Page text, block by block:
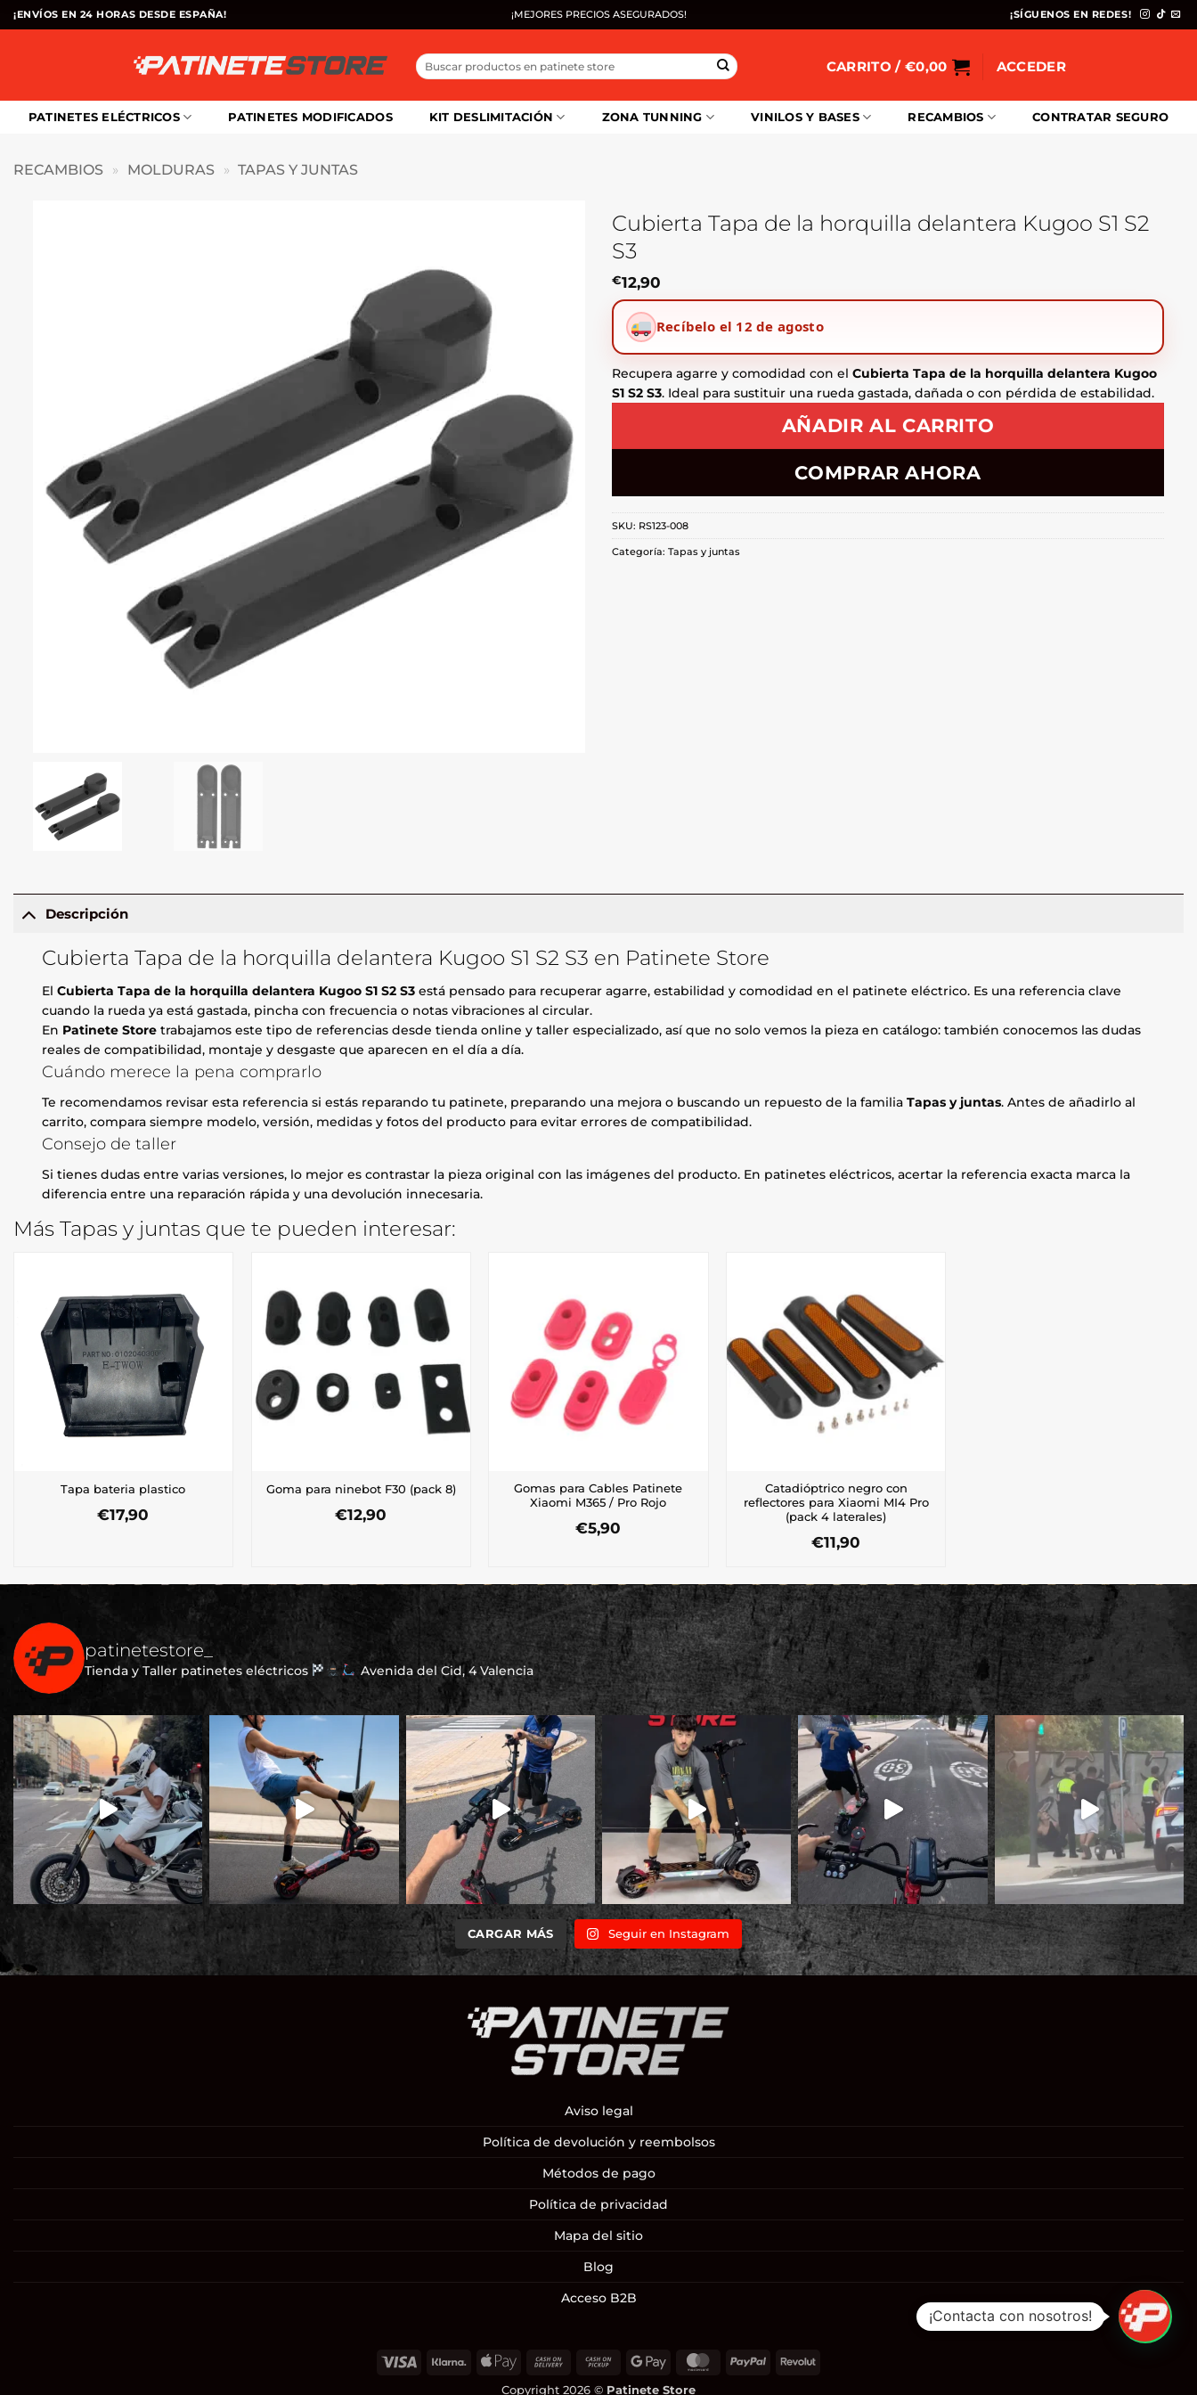
Saltar
al
¡ENVÍOS EN 24 HORAS DESDE ESPAÑA! ¡MEJORES PRECIOS ASEGURADOS! ¡SÍGUENOS EN REDES!
Buscar
por:
CARRITO / €0,00 ACCEDER
PATINETES ELÉCTRICOS PATINETES MODIFICADOS KIT DESLIMITACIÓN ZONA TUNNING VINILOS Y BASES RECAMBIOS CONTRATAR SEGURO
RECAMBIOS » MOLDURAS » TAPAS Y JUNTAS
Cubierta Tapa de la horquilla delantera Kugoo S1 S2
S3
€12,90
Recíbelo el 12 de agosto
Recupera agarre y comodidad con el Cubierta Tapa de la horquilla delantera Kugoo
S1 S2 S3. Ideal para sustituir una rueda gastada, dañada o con pérdida de estabilidad.
AÑADIR AL CARRITO
COMPRAR AHORA
SKU: RS123-008
Categoría: Tapas y juntas
Descripción
Cubierta Tapa de la horquilla delantera Kugoo S1 S2 S3 en Patinete Store
ElCubierta Tapa de la horquilla delantera Kugoo S1 S2 S3 está pensado para recuperar agarre, estabilidad y comodidad en el patinete eléctrico. Es una referencia clave
cuando la rueda ya está gastada, pincha con frecuencia o notas vibraciones al circular.
En Patinete Store trabajamos este tipo de referencias desde tienda online y taller especializado, así que no solo vemos la pieza en catálogo: también conocemos las dudas
reales de compatibilidad, montaje y desgaste que aparecen en el día a día.
Cuándo merece la pena comprarlo
Te recomendamos revisar esta referencia si estás reparando tu patinete, preparando una mejora o buscando un repuesto de la familiaTapas y juntas. Antes de añadirlo al
carrito, compara siempre modelo, versión, medidas y fotos del producto para evitar errores de compatibilidad.
Consejo de taller
Si tienes dudas entre varias versiones, lo mejor es contrastar la pieza original con las imágenes del producto. En patinetes eléctricos, acertar la referencia exacta marca la
diferencia entre una reparación rápida y una devolución innecesaria.
Más Tapas y juntas que te pueden interesar:
Tapa bateria plastico
€17,90
Goma para ninebot F30 (pack 8)
€12,90
Gomas para Cables Patinete
Xiaomi M365 / Pro Rojo
€5,90
Catadióptrico negro con
reflectores para Xiaomi MI4 Pro
(pack 4 laterales)
€11,90
patinetestore_
Tienda y Taller patinetes eléctricos Avenida del Cid, 4 Valencia
CARGAR MÁS Seguir en Instagram
Aviso legal
Política de devolución y reembolsos
Métodos de pago
Política de privacidad
Mapa del sitio
Blog
Acceso B2B
Visa Klarna
Apple
Cash
Cash
Google
MasterCardPayPal Revolut
Copyright 2026 © Patinete Store
¡Contacta con nosotros!